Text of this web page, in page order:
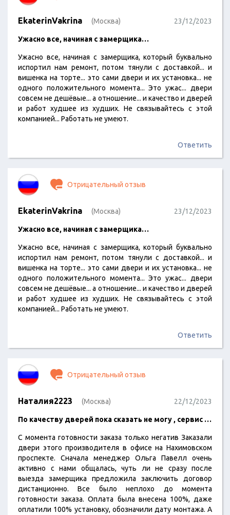
EkaterinVakrina (Москва) 23/12/2023
Ужасно все, начиная с замерщика…
Ужасно все, начиная с замерщика, который буквально
испортил нам ремонт, потом тянули с доставкой... и
вишенка на торте... это сами двери и их установка... не
одного положительного момента... Это ужас... двери
совсем не дешёвые... а отношение... и качество и дверей
и работ худшее из худших. Не связывайтесь с этой
компанией... Работать не умеют.
Ответить
Отрицательный отзыв
EkaterinVakrina (Москва) 23/12/2023
Ужасно все, начиная с замерщика…
Ужасно все, начиная с замерщика, который буквально
испортил нам ремонт, потом тянули с доставкой... и
вишенка на торте... это сами двери и их установка... не
одного положительного момента... Это ужас... двери
совсем не дешёвые... а отношение... и качество и дверей
и работ худшее из худших. Не связывайтесь с этой
компанией... Работать не умеют.
Ответить
Отрицательный отзыв
Наталия2223 (Москва) 22/12/2023
По качеству дверей пока сказать не могу , сервис …
С момента готовности заказа только негатив Заказали
двери этого производителя в офисе на Нахимовском
проспекте. Сначала менеджер Ольга Павелл очень
активно с нами общалась, чуть ли не сразу после
выезда замерщика предложила заключить договор
дистанционно. Все было неплохо до момента
готовности заказа. Оплата была внесена 100%, даже
оплатили 100% установку, обозначили дату монтажа. А